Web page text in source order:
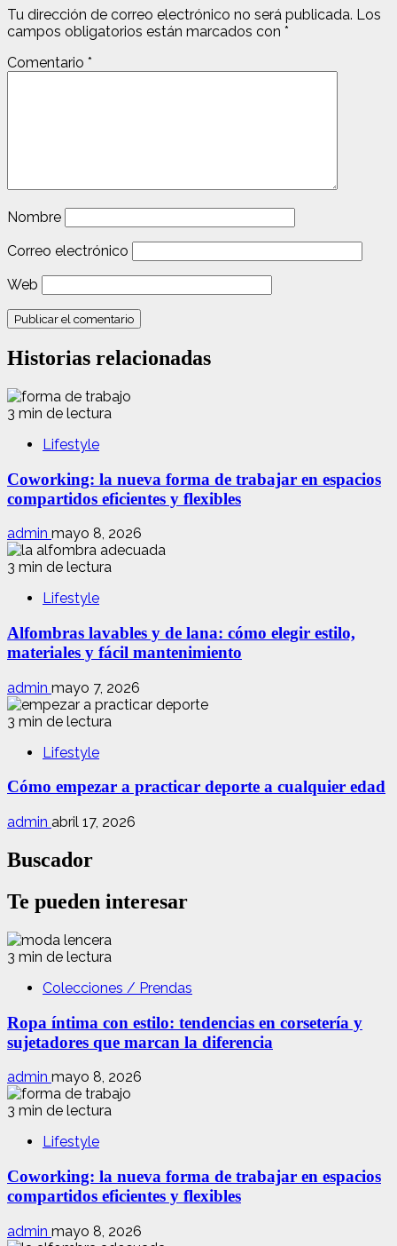
Tu dirección de correo electrónico no será publicada. Los
campos obligatorios están marcados con *
Comentario *
Nombre
Correo electrónico
Web
Historias relacionadas
3 min de lectura
Lifestyle
Coworking: la nueva forma de trabajar en espacios
compartidos eficientes y flexibles
admin mayo 8, 2026
3 min de lectura
Lifestyle
Alfombras lavables y de lana: cómo elegir estilo,
materiales y fácil mantenimiento
admin mayo 7, 2026
3 min de lectura
Lifestyle
Cómo empezar a practicar deporte a cualquier edad
admin abril 17, 2026
Buscador
Te pueden interesar
3 min de lectura
Colecciones / Prendas
Ropa íntima con estilo: tendencias en corsetería y
sujetadores que marcan la diferencia
admin mayo 8, 2026
3 min de lectura
Lifestyle
Coworking: la nueva forma de trabajar en espacios
compartidos eficientes y flexibles
admin mayo 8, 2026